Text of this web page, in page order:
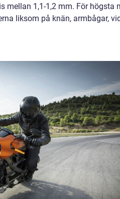
mellan 1,1-1,2 mm. För högsta
liksom på knän, armbågar,